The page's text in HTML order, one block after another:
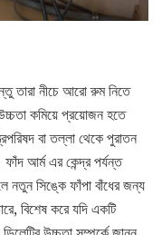
তারা নীচে আরো রুম নিতে
কমিয়ে প্রয়োজন হতে
বা তল্লা থেকে পুরাতন
আর্ম এর কেন্দ্র পর্যন্ত
নতুন সিঙ্কে ফাঁপা বাঁধের জন্য
বিশেষ করে যদি একটি